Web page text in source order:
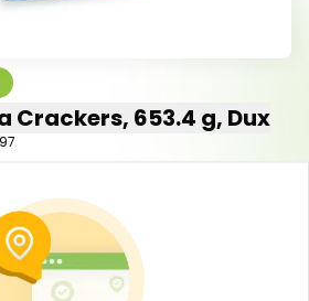
Crackers, 653.4 g, Dux